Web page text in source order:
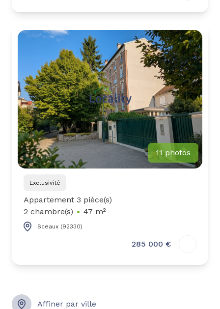
11 photos
Exclusivité
Appartement 3 pièce(s)
2 chambre(s)
47 m²
Sceaux (92330)
285 000 €
Affiner par ville